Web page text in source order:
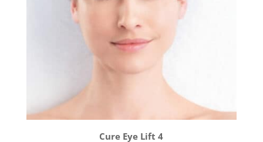
Cure Eye Lift 4